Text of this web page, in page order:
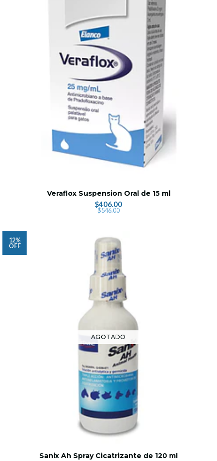
Veraflox Suspension Oral de 15 ml
$406.00
$546.00
12%
OFF
AGOTADO
Sanix Ah Spray Cicatrizante de 120 ml